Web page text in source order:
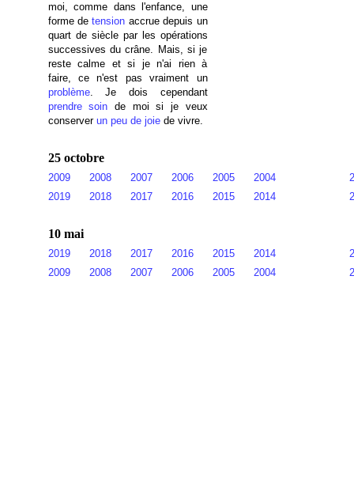
moi, comme dans l'enfance, une
forme detension accrue depuis un
quart de siècle par les opérations
successives du crâne. Mais, si je
reste calme et si je n'ai rien à
faire, ce n'est pas vraiment un
problème. Je dois cependant
prendre soin de moi si je veux
conserver un peu de joiede vivre.
25 octobre
2009 2008 2007 2006 2005 2004
2019
2018 2017 2016 2015 2014
10 mai
2019 2018 2017 2016 2015 2014
2009
2008 2007 2006 2005 2004